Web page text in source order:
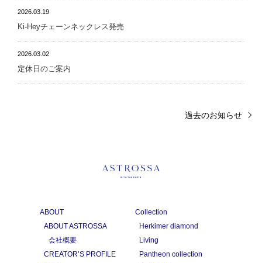
2026.03.19
Ki-Heyチェーンネックレス発売
2026.03.02
定休日のご案内
過去のお知らせ
ABOUT
ABOUT ASTROSSA
会社概要
CREATOR’S PROFILE
Collection
Herkimer diamond
Living
Pantheon collection